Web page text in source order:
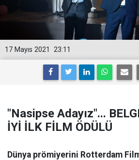
23:11
17 Mayıs 2021
"Nasipse Adayız"...
İYİ İLK FİLM ÖDÜLÜ
Dünya prömiyerini Rotterdam